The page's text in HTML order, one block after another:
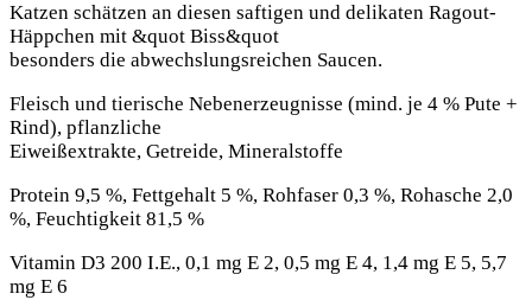
Katzen schätzen an diesen saftigen und delikaten Ragout-
Häppchen mit &quot Biss&quot
besonders die abwechslungsreichen Saucen.
Fleisch und tierische Nebenerzeugnisse (mind. je 4 % Pute +
Rind), pflanzliche
Eiweißextrakte, Getreide, Mineralstoffe
Protein 9,5 %, Fettgehalt 5 %, Rohfaser 0,3 %, Rohasche 2,0
%, Feuchtigkeit 81,5 %
Vitamin D3 200 I.E., 0,1 mg E 2, 0,5 mg E 4, 1,4 mg E 5, 5,7
mg E 6